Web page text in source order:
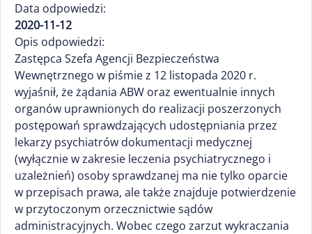
Data odpowiedzi:
2020-11-12
Opis odpowiedzi:
Zastępca Szefa Agencji Bezpieczeństwa
Wewnętrznego w piśmie z 12 listopada 2020 r.
wyjaśnił, że żądania ABW oraz ewentualnie innych
organów uprawnionych do realizacji poszerzonych
postępowań sprawdzających udostępniania przez
lekarzy psychiatrów dokumentacji medycznej
(wyłącznie w zakresie leczenia psychiatrycznego i
uzależnień) osoby sprawdzanej ma nie tylko oparcie
w przepisach prawa, ale także znajduje potwierdzenie
w przytoczonym orzecznictwie sądów
administracyjnych. Wobec czego zarzut wykraczania